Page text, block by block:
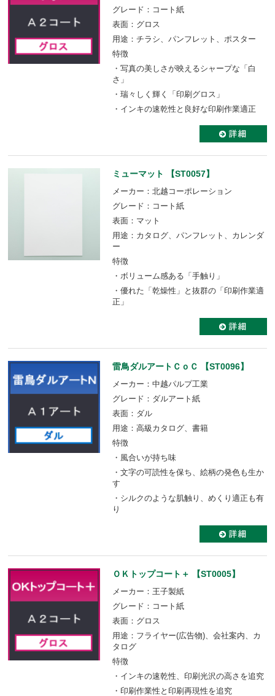
グレード：コート紙
表面：グロス
用途：チラシ、パンフレット、ポスター
特徴
・写真の美しさが映えるシャープな「白
さ」
・瑞々しく輝く「印刷グロス」
・インキの速乾性と良好な印刷作業適正
ミューマット 【ST0057】
メーカー：北越コーポレーション
グレード：コート紙
表面：マット
用途：カタログ、パンフレット、カレンダ
ー
特徴
・ボリューム感ある「手触り」
・優れた「乾燥性」と抜群の「印刷作業適
正」
雷鳥ダルアートＣｏＣ 【ST0096】
メーカー：中越パルプ工業
グレード：ダルアート紙
表面：ダル
用途：高級カタログ、書籍
特徴
・風合いが持ち味
・文字の可読性を保ち、絵柄の発色も生か
す
・シルクのような肌触り、めくり適正も有
り
ＯＫトップコート＋ 【ST0005】
メーカー：王子製紙
グレード：コート紙
表面：グロス
用途：フライヤー(広告物)、会社案内、カ
タログ
特徴
・インキの速乾性、印刷光沢の高さを追究
・印刷作業性と印刷再現性を追究